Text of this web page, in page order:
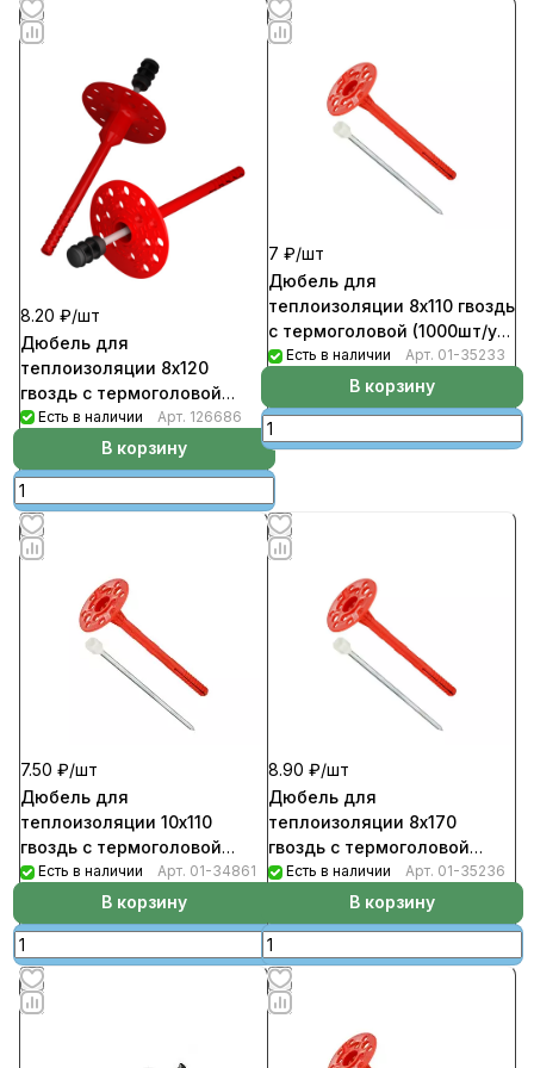
8.20 ₽/шт
Дюбель для
теплоизоляции 8х120
гвоздь с термоголовой
(410шт/уп) Termoclip
Есть в наличии Арт. 126686
В корзину
7 ₽/шт
Дюбель для
теплоизоляции 8х110 гвоздь
с термоголовой (1000шт/уп)
IZL-T
Есть в наличии Арт. 01-35233
В корзину
7.50 ₽/шт
Дюбель для
теплоизоляции 10х110
гвоздь с термоголовой
(1000шт/уп) IZL-T
Есть в наличии Арт. 01-34861
В корзину
8.90 ₽/шт
Дюбель для
теплоизоляции 8х170
гвоздь с термоголовой
(500шт/уп) IZL-T
Есть в наличии Арт. 01-35236
В корзину